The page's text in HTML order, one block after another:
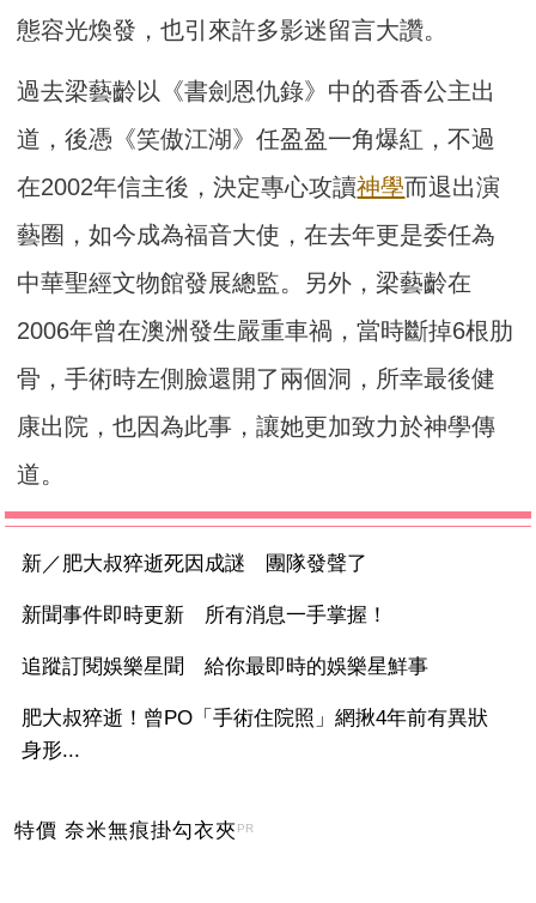
態容光煥發，也引來許多影迷留言大讚。
過去梁藝齡以《書劍恩仇錄》中的香香公主出
道，後憑《笑傲江湖》任盈盈一角爆紅，不過
在2002年信主後，決定專心攻讀神學而退出演
藝圈，如今成為福音大使，在去年更是委任為
中華聖經文物館發展總監。另外，梁藝齡在
2006年曾在澳洲發生嚴重車禍，當時斷掉6根肋
骨，手術時左側臉還開了兩個洞，所幸最後健
康出院，也因為此事，讓她更加致力於神學傳
道。
新／肥大叔猝逝死因成謎 團隊發聲了
新聞事件即時更新 所有消息一手掌握！
追蹤訂閱娛樂星聞 給你最即時的娛樂星鮮事
肥大叔猝逝！曾PO「手術住院照」網揪4年前有異狀
身形...
特價 奈米無痕掛勾衣夾 PR